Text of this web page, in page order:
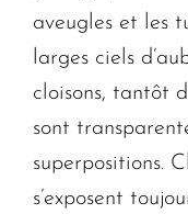
aveugles et les
larges ciels
cloisons, tantôt
sont
superpositions.
s’exposent